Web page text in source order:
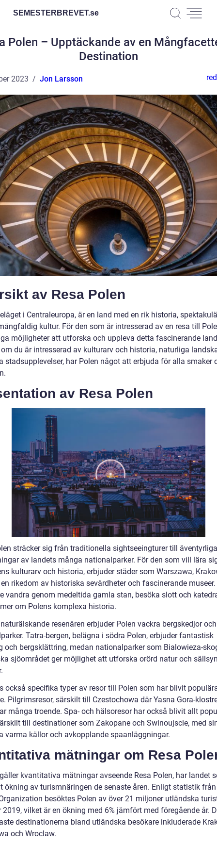
SEMESTERBREVET.se
Polen – Upptäckande av en
Destination
2023 Jon Larsson
av Resa Polen
i Centraleuropa, är en land med en rik historia,
kultur. För den som är intresserad av en resa till
möjligheter att utforska och uppleva detta fascinerande
du är intresserad av kulturarv och historia, naturliga
stadsupplevelser, har Polen något att erbjuda för alla smaker
av Resa Polen
sträcker sig från traditionella sightseeingturer till äventyrliga
av landets många nationalparker. För den som vill lära
kulturarv och historia, erbjuder städer som Warszawa,
rikedom av historiska sevärdheter och fascinerande
vandra genom medeltida gamla stan, besöka slott och
om Polens komplexa historia.
resenären erbjuder Polen vackra bergskedjor och
Tatra-bergen, belägna i södra Polen, erbjuder fantastisk
och bergsklättring, medan nationalparker som Bialowieza-
sjöområdet ger möjlighet att utforska orörd natur och
också specifika typer av resor till Polen som har blivit
Pilgrimsresor, särskilt till Czestochowa där Yasna Gora-
många troende. Spa- och hälsoresor har också blivit allt
till destinationer som Zakopane och Swinoujscie, med
varma källor och avkopplande spaanläggningar.
mätningar om Resa
kvantitativa mätningar avseende Resa Polen, har landet
ökning av turismnäringen de senaste åren. Enligt statistik
besöktes Polen av över 21 miljoner utländska
2019, vilket är en ökning med 6% jämfört med föregående år.
destinationerna bland utländska besökare inkluderade
och Wroclaw.